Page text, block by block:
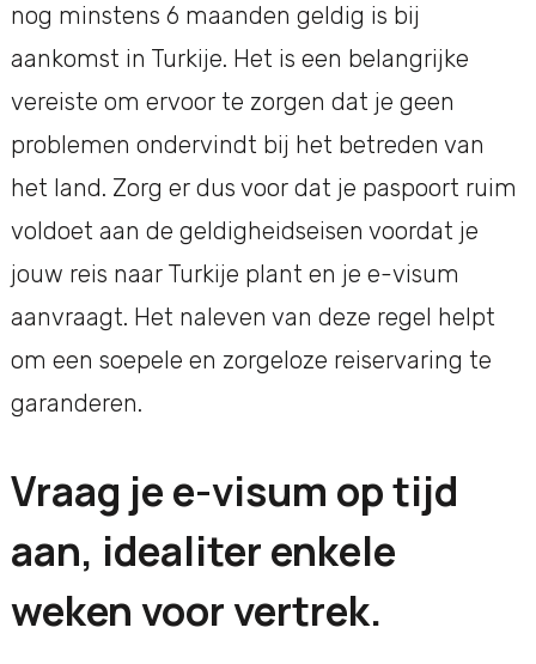
nog minstens 6 maanden geldig is bij
aankomst in Turkije. Het is een belangrijke
vereiste om ervoor te zorgen dat je geen
problemen ondervindt bij het betreden van
het land. Zorg er dus voor dat je paspoort ruim
voldoet aan de geldigheidseisen voordat je
jouw reis naar Turkije plant en je e-visum
aanvraagt. Het naleven van deze regel helpt
om een soepele en zorgeloze reiservaring te
garanderen.
Vraag je e-visum op tijd
aan, idealiter enkele
weken voor vertrek.